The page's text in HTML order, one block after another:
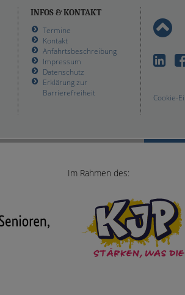
INFOS & KONTAKT
Termine
Kontakt
Anfahrtsbeschreibung
Impressum
Datenschutz
Erklärung zur
Barrierefreiheit
Cookie-
Im Rahmen des: